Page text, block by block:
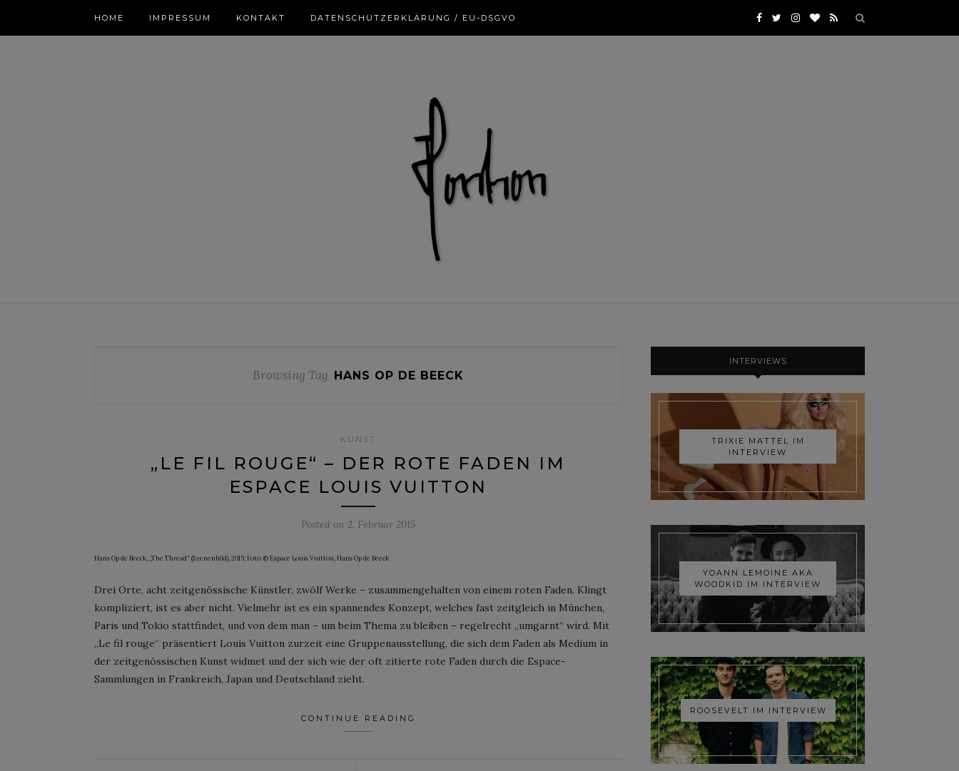
HOME IMPRESSUM KONTAKT DATENSCHUTZERKLÄRUNG / EU-DSGVO
Browsing Tag HANS OP DE BEECK
KUNST
„LE FIL ROUGE“ – DER ROTE FADEN IM
ESPACE LOUIS VUITTON
Posted on 2. Februar 2015
Hans Op de Beeck, „The Thread“ (Szenenbild), 2015; Foto: © Espace Louis Vuitton, Hans Op de Beeck
Drei Orte, acht zeitgenössische Künstler, zwölf Werke – zusammengehalten von einem roten Faden. Klingt
kompliziert, ist es aber nicht. Vielmehr ist es ein spannendes Konzept, welches fast zeitgleich in München,
Paris und Tokio stattfindet, und von dem man – um beim Thema zu bleiben – regelrecht „umgarnt“ wird. Mit
„Le fil rouge“ präsentiert Louis Vuitton zurzeit eine Gruppenausstellung, die sich dem Faden als Medium in
der zeitgenössischen Kunst widmet und der sich wie der oft zitierte rote Faden durch die Espace-
Sammlungen in Frankreich, Japan und Deutschland zieht.
CONTINUE READING
INTERVIEWS
TRIXIE MATTEL IM
INTERVIEW
YOANN LEMOINE AKA
WOODKID IM INTERVIEW
ROOSEVELT IM INTERVIEW